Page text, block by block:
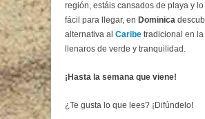
región, estáis cansados de playa y
fácil para llegar, en Dominica
alternativa al Caribe tradicional en la
llenaros de verde y tranquilidad.
¡Hasta la semana que viene!
¿Te gusta lo que lees? ¡Difúndelo!